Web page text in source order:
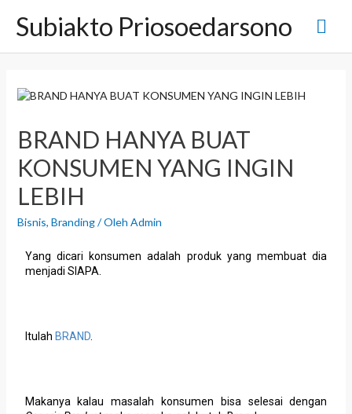
Subiakto Priosoedarsono
BRAND HANYA BUAT
KONSUMEN YANG INGIN
LEBIH
Bisnis, Branding/ Oleh Admin
Yang dicari konsumen adalah produk yang membuat dia
menjadi SIAPA.
Itulah BRAND.
Makanya kalau masalah konsumen bisa selesai dengan